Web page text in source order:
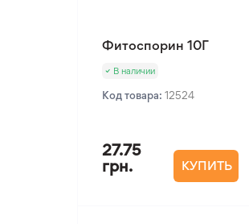
Фитоспорин 10Г
В наличии
Код товара: 12524
27.75
грн.
КУПИТЬ